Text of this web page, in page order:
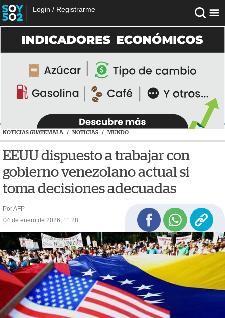
Login / Registrarme
NOTICIAS GUATEMALA / NOTICIAS / MUNDO
EEUU dispuesto a trabajar con
gobierno venezolano actual si
toma decisiones adecuadas
Por AFP
04 de enero de 2026, 11:28